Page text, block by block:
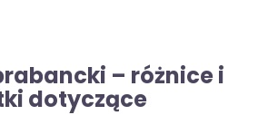
– różnice i
dotyczące